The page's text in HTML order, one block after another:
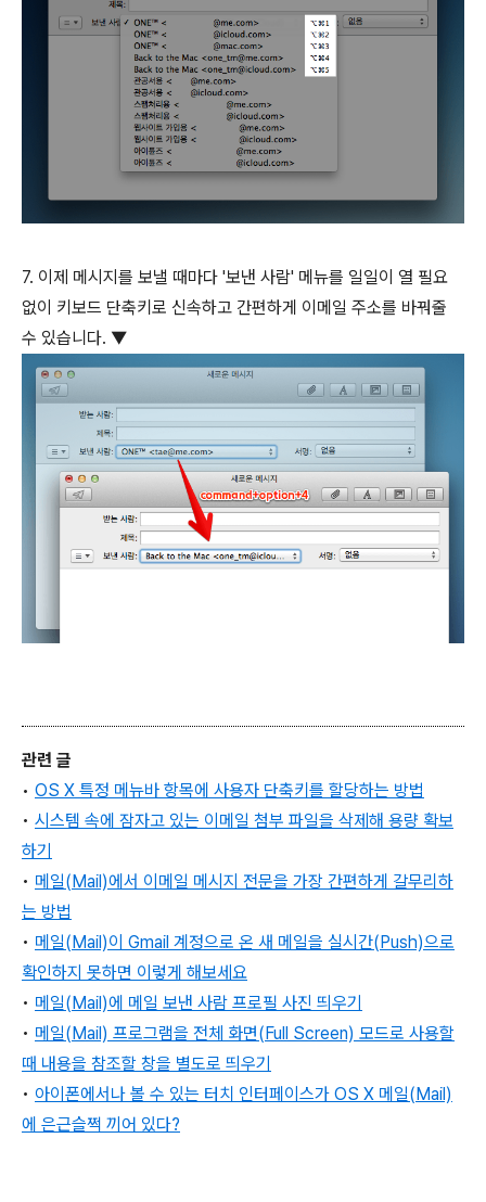
7. 이제 메시지를 보낼 때마다 '보낸 사람' 메뉴를 일일이 열 필요
없이 키보드 단축키로 신속하고 간편하게 이메일 주소를 바꿔줄
수 있습니다. ▼
관련 글
• OS X 특정 메뉴바 항목에 사용자 단축키를 할당하는 방법
• 시스템 속에 잠자고 있는 이메일 첨부 파일을 삭제해 용량 확보
하기
• 메일(Mail)에서 이메일 메시지 전문을 가장 간편하게 갈무리하
는 방법
• 메일(Mail)이 Gmail 계정으로 온 새 메일을 실시간(Push)으로
확인하지 못하면 이렇게 해보세요
• 메일(Mail)에 메일 보낸 사람 프로필 사진 띄우기
• 메일(Mail) 프로그램을 전체 화면(Full Screen) 모드로 사용할
때 내용을 참조할 창을 별도로 띄우기
• 아이폰에서나 볼 수 있는 터치 인터페이스가 OS X 메일(Mail)
에 은근슬쩍 끼어 있다?